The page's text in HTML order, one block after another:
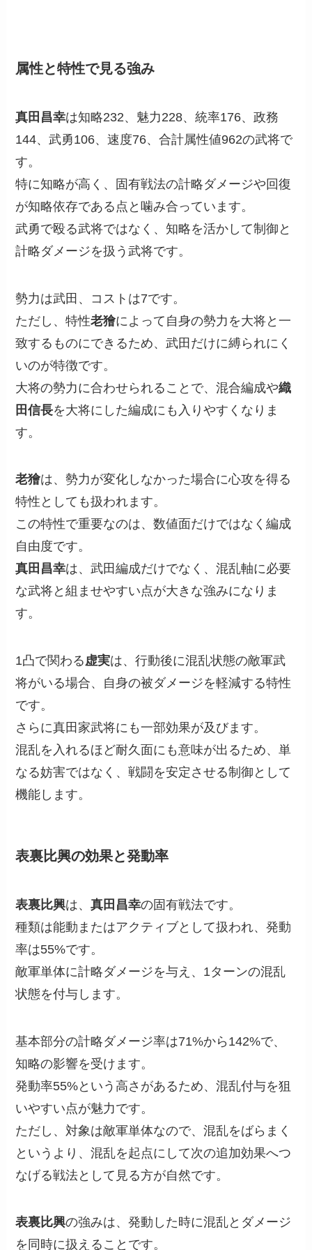
属性と特性で見る強み
真田昌幸は知略232、魅力228、統率176、政務
144、武勇106、速度76、合計属性値962の武将で
す。
特に知略が高く、固有戦法の計略ダメージや回復
が知略依存である点と噛み合っています。
武勇で殴る武将ではなく、知略を活かして制御と
計略ダメージを扱う武将です。
勢力は武田、コストは7です。
ただし、特性老獪によって自身の勢力を大将と一
致するものにできるため、武田だけに縛られにく
いのが特徴です。
大将の勢力に合わせられることで、混合編成や織
田信長を大将にした編成にも入りやすくなりま
す。
老獪は、勢力が変化しなかった場合に心攻を得る
特性としても扱われます。
この特性で重要なのは、数値面だけではなく編成
自由度です。
真田昌幸は、武田編成だけでなく、混乱軸に必要
な武将と組ませやすい点が大きな強みになりま
す。
1凸で関わる虚実は、行動後に混乱状態の敵軍武
将がいる場合、自身の被ダメージを軽減する特性
です。
さらに真田家武将にも一部効果が及びます。
混乱を入れるほど耐久面にも意味が出るため、単
なる妨害ではなく、戦闘を安定させる制御として
機能します。
表裏比興の効果と発動率
表裏比興は、真田昌幸の固有戦法です。
種類は能動またはアクティブとして扱われ、発動
率は55%です。
敵軍単体に計略ダメージを与え、1ターンの混乱
状態を付与します。
基本部分の計略ダメージ率は71%から142%で、
知略の影響を受けます。
発動率55%という高さがあるため、混乱付与を狙
いやすい点が魅力です。
ただし、対象は敵軍単体なので、混乱をばらまく
というより、混乱を起点にして次の追加効果へつ
なげる戦法として見る方が自然です。
表裏比興の強みは、発動した時に混乱とダメージ
を同時に扱えることです。